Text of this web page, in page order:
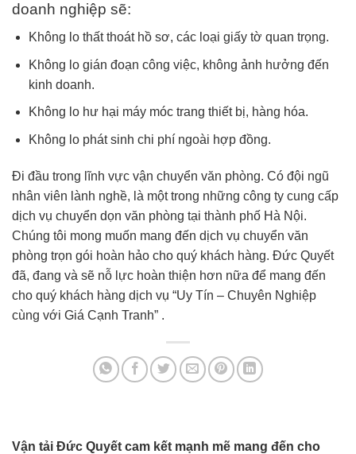
doanh nghiệp sẽ:
Không lo thất thoát hồ sơ, các loại giấy tờ quan trọng.
Không lo gián đoạn công việc, không ảnh hưởng đến
kinh doanh.
Không lo hư hại máy móc trang thiết bị, hàng hóa.
Không lo phát sinh chi phí ngoài hợp đồng.
Đi đầu trong lĩnh vực vận chuyển văn phòng. Có đội ngũ
nhân viên lành nghề, là một trong những công ty cung cấp
dịch vụ chuyển dọn văn phòng tại thành phố Hà Nội.
Chúng tôi mong muốn mang đến dịch vụ chuyển văn
phòng trọn gói hoàn hảo cho quý khách hàng. Đức Quyết
đã, đang và sẽ nỗ lực hoàn thiện hơn nữa để mang đến
cho quý khách hàng dịch vụ “Uy Tín – Chuyên Nghiệp
cùng với Giá Cạnh Tranh” .
Vận tải Đức Quyết cam kết mạnh mẽ mang đến cho